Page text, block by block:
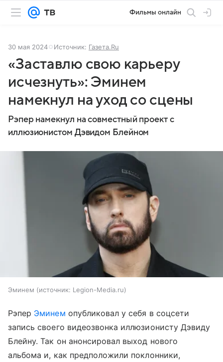
Фильмы онлайн
30 мая 2024 Источник: Газета.Ru
«Заставлю свою карьеру
исчезнуть»: Эминем
намекнул на уход со сцены
Рэпер намекнул на совместный проект с
иллюзионистом Дэвидом Блейном
Эминем источник: Legion-Media.ru
Рэпер Эминем опубликовал у себя в соцсети
запись своего видеозвонка иллюзионисту Дэвиду
Блейну. Так он анонсировал выход нового
альбома и, как предположили поклонники,